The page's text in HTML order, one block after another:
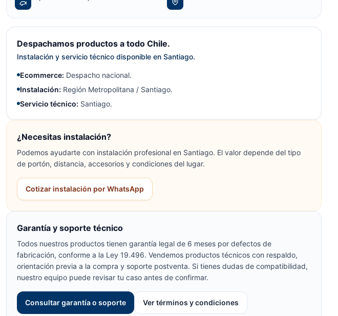
Despachamos productos a todo Chile.
Instalación y servicio técnico disponible en Santiago.
Ecommerce: Despacho nacional.
Instalación: Región Metropolitana / Santiago.
Servicio técnico: Santiago.
¿Necesitas instalación?
Podemos ayudarte con instalación profesional en Santiago. El valor depende del tipo
de portón, distancia, accesorios y condiciones del lugar.
Cotizar instalación por WhatsApp
Garantía y soporte técnico
Todos nuestros productos tienen garantía legal de 6 meses por defectos de
fabricación, conforme a la Ley 19.496. Vendemos productos técnicos con respaldo,
orientación previa a la compra y soporte postventa. Si tienes dudas de compatibilidad,
nuestro equipo puede revisar tu caso antes de confirmar.
Consultar garantía o soporte Ver términos y condiciones